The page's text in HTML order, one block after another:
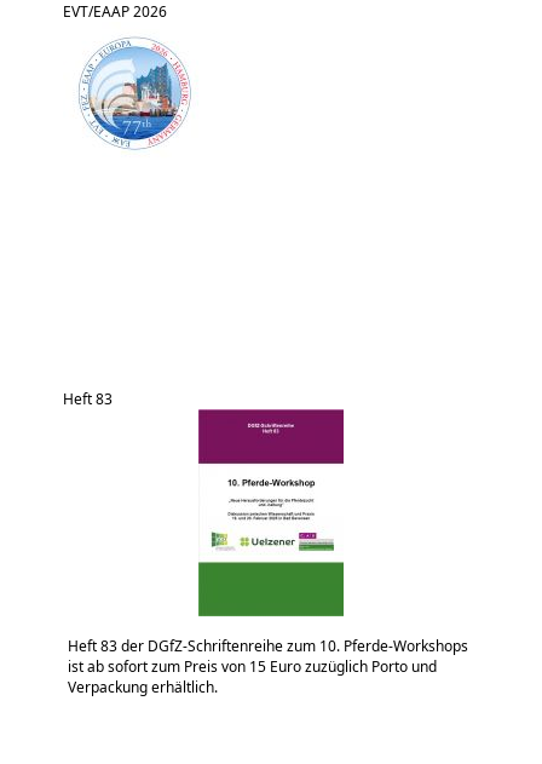
EVT/EAAP 2026
Heft 83
Heft 83 der DGfZ-Schriftenreihe zum 10. Pferde-Workshops
ist ab sofort zum Preis von 15 Euro zuzüglich Porto und
Verpackung erhältlich.